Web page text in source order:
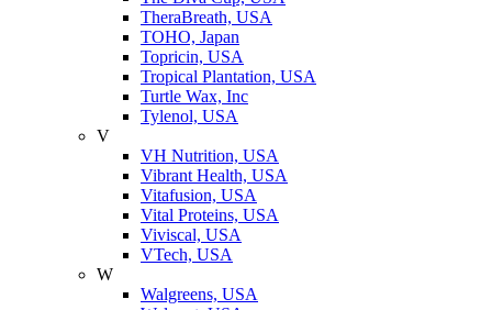
TheraBreath, USA
TOHO, Japan
Topricin, USA
Tropical Plantation, USA
Turtle Wax, Inc
Tylenol, USA
V
VH Nutrition, USA
Vibrant Health, USA
Vitafusion, USA
Vital Proteins, USA
Viviscal, USA
VTech, USA
W
Walgreens, USA